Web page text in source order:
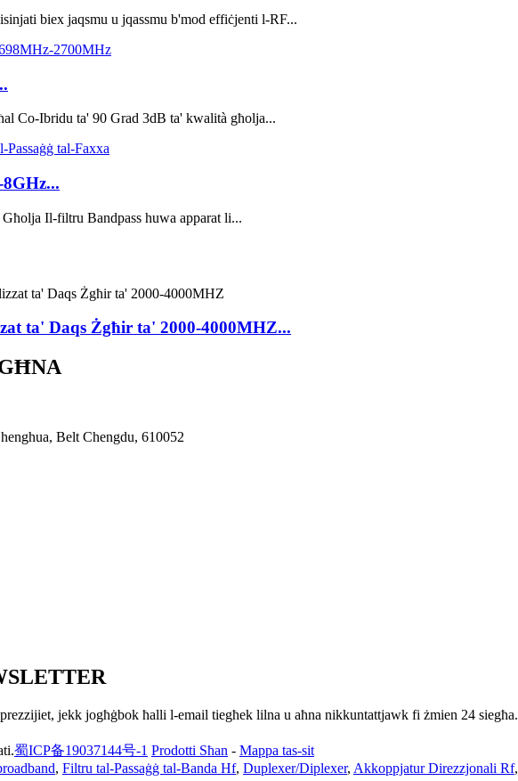
biex jaqsmu u jqassmu b'mod effiċjenti l-RF...
Co-Ibridu ta' 90 Grad 3dB ta' kwalità għolja...
Il-filtru Bandpass huwa apparat li...
ta' Daqs Żgħir ta' 2000-4000MHZ...
Belt Chengdu, 610052
jekk jogħġbok ħalli l-email tiegħek lilna u aħna nikkuntattjawk fi żmien 24 siegħa.
蜀ICP备19037144号-1 Prodotti Sħan - Mappa tas-sit
, Filtru tal-Passaġġ tal-Banda Hf, Duplexer/Diplexer, Akkoppjatur Direzzjonali Rf,